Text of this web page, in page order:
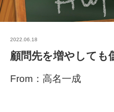
2022.06.18
顧問先を増やして
From：高名一成